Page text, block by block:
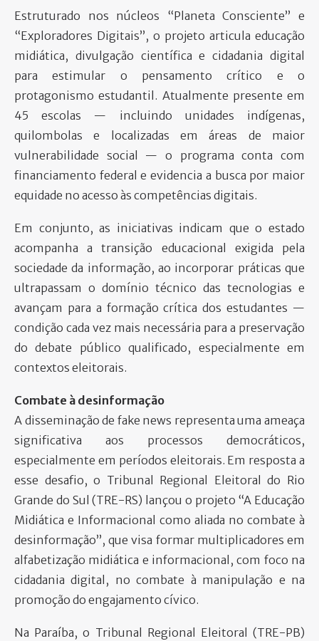
Estruturado nos núcleos “Planeta Consciente” e
“Exploradores Digitais”, o projeto articula educação
midiática, divulgação científica e cidadania digital
para estimular o pensamento crítico e o
protagonismo estudantil. Atualmente presente em
45 escolas — incluindo unidades indígenas,
quilombolas e localizadas em áreas de maior
vulnerabilidade social — o programa conta com
financiamento federal e evidencia a busca por maior
equidade no acesso às competências digitais.
Em conjunto, as iniciativas indicam que o estado
acompanha a transição educacional exigida pela
sociedade da informação, ao incorporar práticas que
ultrapassam o domínio técnico das tecnologias e
avançam para a formação crítica dos estudantes —
condição cada vez mais necessária para a preservação
do debate público qualificado, especialmente em
contextos eleitorais.
Combate à desinformação
A disseminação de fake news representa uma ameaça
significativa aos processos democráticos,
especialmente em períodos eleitorais. Em resposta a
esse desafio, o Tribunal Regional Eleitoral do Rio
Grande do Sul (TRE-RS) lançou o projeto “A Educação
Midiática e Informacional como aliada no combate à
desinformação”, que visa formar multiplicadores em
alfabetização midiática e informacional, com foco na
cidadania digital, no combate à manipulação e na
promoção do engajamento cívico.
Na Paraíba, o Tribunal Regional Eleitoral (TRE-PB)